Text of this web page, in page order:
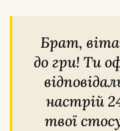
Брат, вітаю з поверненням
до гри! Ти
настрій
твої